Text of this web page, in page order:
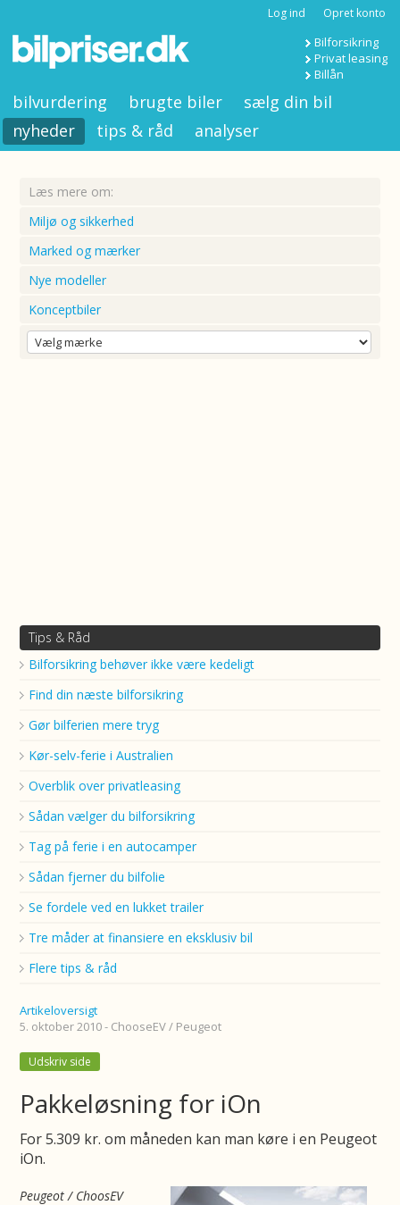
Log ind Opret konto
Bilforsikring
Privat leasing
Billån
bilvurdering brugte biler
sælg din bil
nyheder
tips & råd analyser
Læs mere om:
Miljø og sikkerhed
Marked og mærker
Nye modeller
Konceptbiler
Tips & Råd
Bilforsikring behøver ikke være kedeligt
Find din næste bilforsikring
Gør bilferien mere tryg
Kør-selv-ferie i Australien
Overblik over privatleasing
Sådan vælger du bilforsikring
Tag på ferie i en autocamper
Sådan fjerner du bilfolie
Se fordele ved en lukket trailer
Tre måder at finansiere en eksklusiv bil
Flere tips & råd
Artikeloversigt
5. oktober 2010 - ChooseEV / Peugeot
Udskriv side
Pakkeløsning for iOn
For 5.309 kr. om måneden kan man køre i en Peugeot
iOn.
Peugeot / ChoosEV